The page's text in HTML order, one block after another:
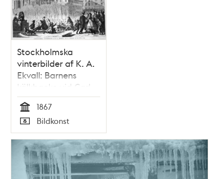
Stockholmska
vinterbilder af K. A.
Ekvall: Barnens
kälkbacke vid Carl
XIII:s torg. Teckning i
Ny Illustrerad
Tidning, nr 3 den 19
januari 1867
Tid
1867
Typ
Bildkonst